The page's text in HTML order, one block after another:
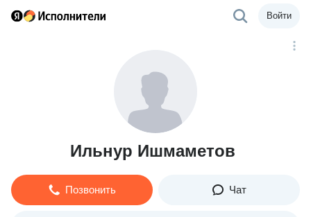
Войти
Ильнур Ишмаметов
Позвонить Чат